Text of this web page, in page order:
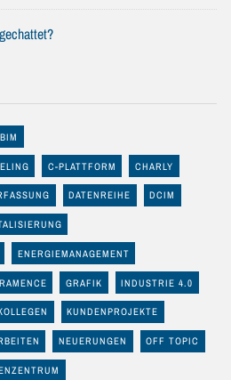
BIM
C-PLATTFORM CHARLY
DATENREIHE DCIM
ENERGIEMANAGEMENT
GRAFIK INDUSTRIE 4.0
KUNDENPROJEKTE
NEUERUNGEN OFF TOPIC